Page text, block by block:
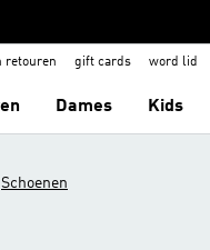
retouren gift cards word lid
Dames Kids
Schoenen